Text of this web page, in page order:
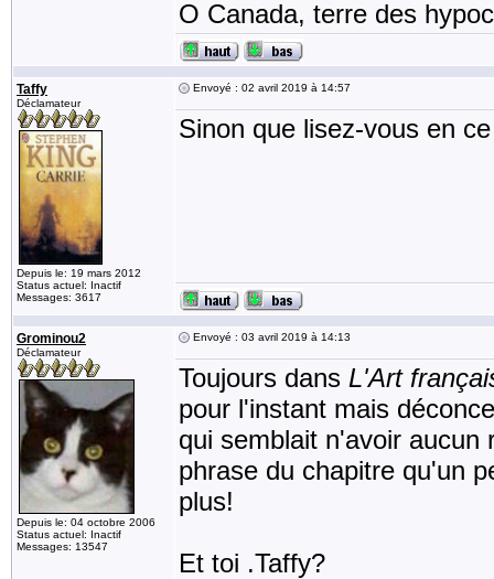
O Canada, terre des
Taffy
Déclamateur
Depuis le: 19 mars 2012
Status actuel: Inactif
Messages: 3617
Envoyé : 02 avril 2019 à 14:57
Sinon que lisez-vous en
Grominou2
Déclamateur
Depuis le: 04 octobre 2006
Status actuel: Inactif
Messages: 13547
Envoyé : 03 avril 2019 à 14:13
Toujours dans L'Art
pour l'instant mais
qui semblait n'avoir
phrase du chapitre qu'un
plus!
Et toi .Taffy?